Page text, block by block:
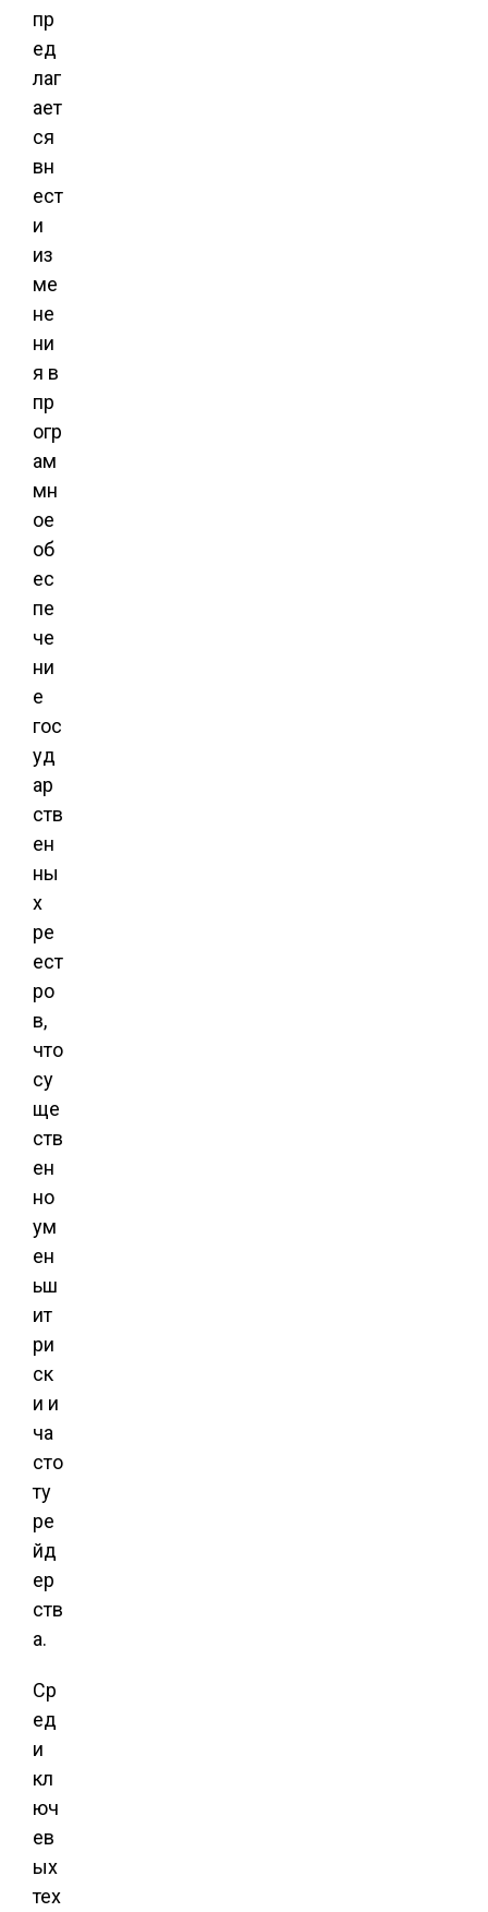
пр
ед
лаг
ает
ся
вн
ест
и
из
ме
не
ни
я в
пр
огр
ам
мн
ое
об
ес
пе
че
ни
е
гос
уд
ар
ств
ен
ны
х
ре
ест
ро
в,
что
су
ще
ств
ен
но
ум
ен
ьш
ит
ри
ск
и и
ча
сто
ту
ре
йд
ер
ств
а.
Ср
ед
и
кл
юч
ев
ых
тех